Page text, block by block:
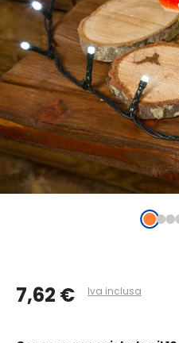
7,62 € Iva inclusa